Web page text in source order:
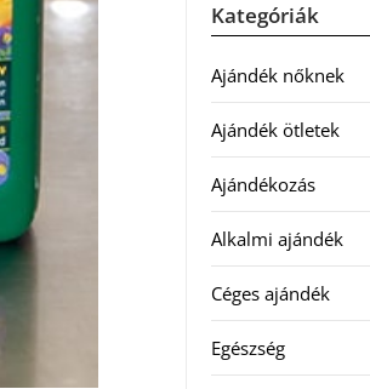
Kategóriák
Ajándék nőknek
Ajándék ötletek
Ajándékozás
Alkalmi ajándék
Céges ajándék
Egészség